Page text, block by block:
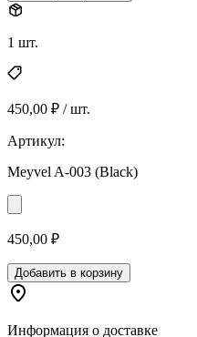
1 шт.
450,00 ₽ / шт.
Артикул:
Meyvel A-003 (Black)
450,00 ₽
Добавить в корзину
Информация о доставке